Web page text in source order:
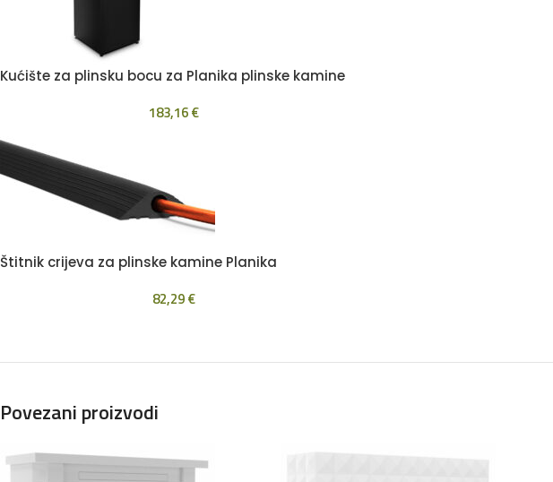
Kućište za plinsku bocu za Planika plinske kamine
183,16€
Štitnik crijeva za plinske kamine Planika
82,29€
Povezani proizvodi